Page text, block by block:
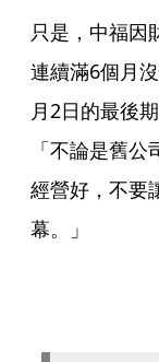
只是，中福因
連續滿6個月
月2日的最後
「不論是舊
經營好，不要
幕。」